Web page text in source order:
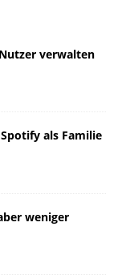
verwalten
als Familie
weniger